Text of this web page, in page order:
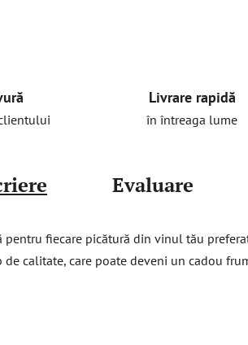
Livrare rapidă
în întreaga lume
Evaluare
fiecare picătură din vinul tău
calitate, care poate deveni un cadou